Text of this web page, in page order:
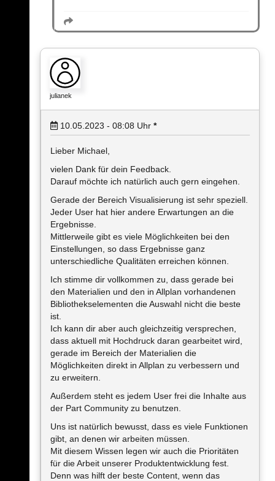
julianek
10.05.2023 - 08:08 Uhr *
Lieber Michael,
vielen Dank für dein Feedback.
Darauf möchte ich natürlich auch gern eingehen.
Gerade der Bereich Visualisierung ist sehr speziell.
Jeder User hat hier andere Erwartungen an die
Ergebnisse.
Mittlerweile gibt es viele Möglichkeiten bei den
Einstellungen, so dass Ergebnisse ganz
unterschiedliche Qualitäten erreichen können.
Ich stimme dir vollkommen zu, dass gerade bei
den Materialien und den in Allplan vorhandenen
Bibliothekselementen die Auswahl nicht die beste
ist.
Ich kann dir aber auch gleichzeitig versprechen,
dass aktuell mit Hochdruck daran gearbeitet wird,
gerade im Bereich der Materialien die
Möglichkeiten direkt in Allplan zu verbessern und
zu erweitern.
Außerdem steht es jedem User frei die Inhalte aus
der Part Community zu benutzen.
Uns ist natürlich bewusst, dass es viele Funktionen
gibt, an denen wir arbeiten müssen.
Mit diesem Wissen legen wir auch die Prioritäten
für die Arbeit unserer Produktentwicklung fest.
Denn was hilft der beste Content, wenn das